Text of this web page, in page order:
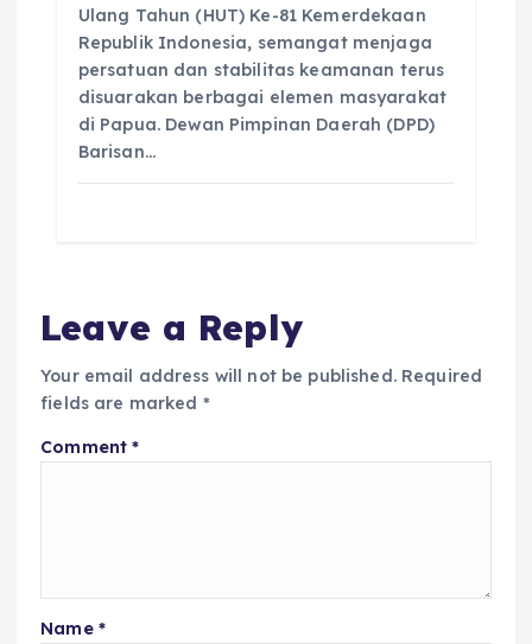
Ulang Tahun (HUT) Ke-81 Kemerdekaan
Republik Indonesia, semangat menjaga
persatuan dan stabilitas keamanan terus
disuarakan berbagai elemen masyarakat
di Papua. Dewan Pimpinan Daerah (DPD)
Barisan…
Leave a Reply
Your email address will not be published. Required
fields are marked *
Comment*
Name *